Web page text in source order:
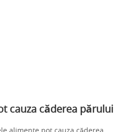
cauza căderea părului